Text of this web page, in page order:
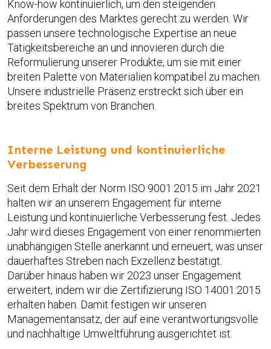
Know-how kontinuierlich, um den steigenden
Anforderungen des Marktes gerecht zu werden. Wir
passen unsere technologische Expertise an neue
Tätigkeitsbereiche an und innovieren durch die
Reformulierung unserer Produkte, um sie mit einer
breiten Palette von Materialien kompatibel zu machen.
Unsere industrielle Präsenz erstreckt sich über ein
breites Spektrum von Branchen.
Interne Leistung und kontinuierliche
Verbesserung
Seit dem Erhalt der Norm ISO 9001:2015 im Jahr 2021
halten wir an unserem Engagement für interne
Leistung und kontinuierliche Verbesserung fest. Jedes
Jahr wird dieses Engagement von einer renommierten
unabhängigen Stelle anerkannt und erneuert, was unser
dauerhaftes Streben nach Exzellenz bestätigt.
Darüber hinaus haben wir 2023 unser Engagement
erweitert, indem wir die Zertifizierung ISO 14001:2015
erhalten haben. Damit festigen wir unseren
Managementansatz, der auf eine verantwortungsvolle
und nachhaltige Umweltführung ausgerichtet ist.